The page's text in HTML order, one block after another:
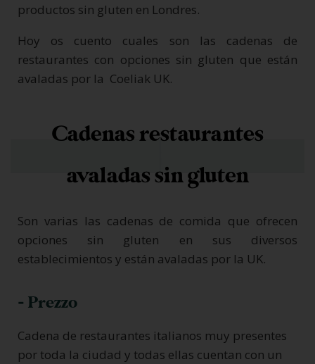
productos sin gluten en Londres.
Hoy os cuento cuales son las cadenas de
restaurantes con opciones sin gluten que están
avaladas por la Coeliak UK.
Cadenas restaurantes
avaladas sin gluten
Son varias las cadenas de comida que ofrecen
opciones sin gluten en sus diversos
establecimientos y están avaladas por la UK.
- Prezzo
Cadena de restaurantes italianos muy presentes
por toda la ciudad y todas ellas cuentan con un